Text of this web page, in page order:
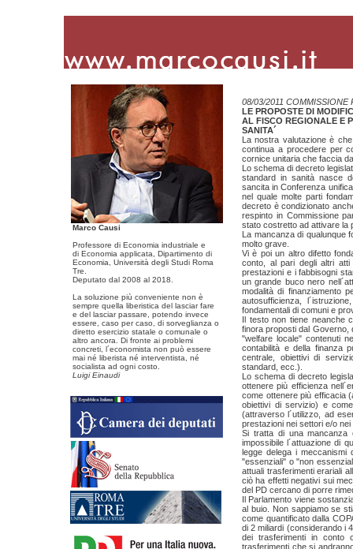
Marco Causi
Professore di Economia industriale e
di Economia applicata, Dipartimento di
Economia, Università degli Studi Roma
Tre.
Deputato dal 2008 al 2018.
La soluzione più conveniente non è
sempre quella liberistica del lasciar fare
e del lasciar passare, potendo invece
essere, caso per caso, di sorveglianza o
diretto esercizio statale o comunale o
altro ancora. Di fronte ai problemi
concreti, l´economista non può essere
mai né liberista né interventista, né
socialista ad ogni costo.
Luigi Einaudi
08/03/2011 COMMISSIONE
LE PROPOSTE DI
AL FISCO REGIONALE E
SANITA´
La nostra valutazione è
continua a procedere per
cornice unitaria che faccia
Lo schema di decreto
standard in sanità nasce
sancita in Conferenza
nel quale molte parti
decreto è condizionato
respinto in Commissione
stato costretto ad attivare la
La mancanza di qualunque
molto grave.
Vi è poi un altro difetto
conto, al pari degli altri
prestazioni e i fabbisogni
un grande buco nero
modalità di finanziamento
autosufficienza,
fondamentali di comuni e
Il testo non tiene neanche
finora proposti dal Governo,
"welfare locale" contenuti
contabilità e della finanza
centrale, obiettivi di
standard, ecc.).
Lo schema di decreto
ottenere più efficienza
come ottenere più efficacia
obiettivi di servizio) e
(attraverso l´utilizzo, ad
prestazioni nei settori e/o
Si tratta di una mancanza
impossibile l´attuazione di
legge delega i meccanismi
"essenziali" o "non
attuali trasferimenti erariali
ciò ha effetti negativi sui
del PD cercano di porre
Il Parlamento viene
al buio. Non sappiamo se
come quantificato dalla
di 2 miliardi (considerando i
dei trasferimenti in conto
trasferimenti che si